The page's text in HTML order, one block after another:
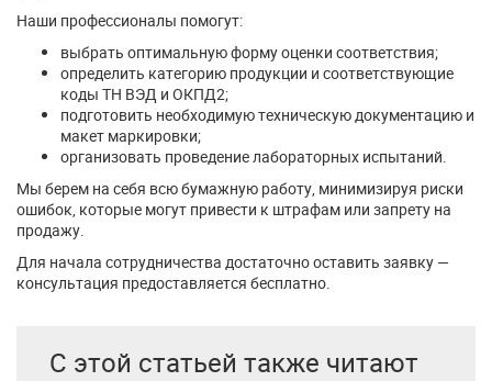
Наши профессионалы помогут:
выбрать оптимальную форму оценки соответствия;
определить категорию продукции и соответствующие
коды ТН ВЭД и ОКПД2;
подготовить необходимую техническую документацию и
макет маркировки;
организовать проведение лабораторных испытаний.
Мы берем на себя всю бумажную работу, минимизируя риски
ошибок, которые могут привести к штрафам или запрету на
продажу.
Для начала сотрудничества достаточно оставить заявку —
консультация предоставляется бесплатно.
С этой статьей также читают